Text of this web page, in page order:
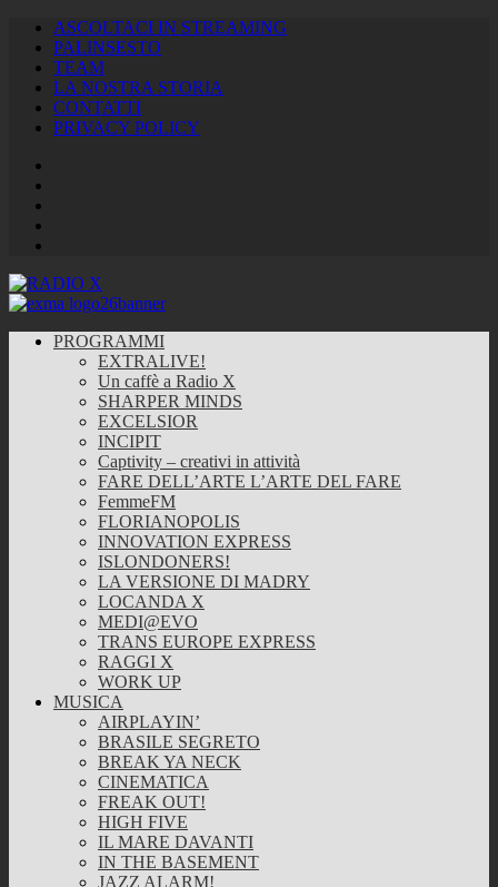
ASCOLTACI IN STREAMING
PALINSESTO
TEAM
LA NOSTRA STORIA
CONTATTI
PRIVACY POLICY
PROGRAMMI
EXTRALIVE!
Un caffè a Radio X
SHARPER MINDS
EXCELSIOR
INCIPIT
Captivity – creativi in attività
FARE DELL’ARTE L’ARTE DEL FARE
FemmeFM
FLORIANOPOLIS
INNOVATION EXPRESS
ISLONDONERS!
LA VERSIONE DI MADRY
LOCANDA X
MEDI@EVO
TRANS EUROPE EXPRESS
RAGGI X
WORK UP
MUSICA
AIRPLAYIN’
BRASILE SEGRETO
BREAK YA NECK
CINEMATICA
FREAK OUT!
HIGH FIVE
IL MARE DAVANTI
IN THE BASEMENT
JAZZ ALARM!